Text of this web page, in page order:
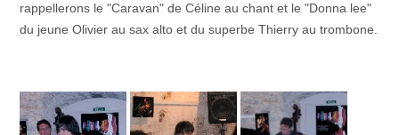
rappellerons le "Caravan" de Céline au chant et le "Donna lee"
du jeune Olivier au sax alto et du superbe Thierry au trombone.